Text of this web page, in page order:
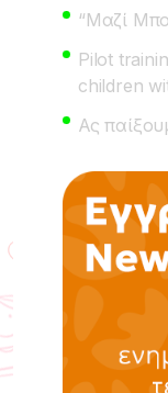
“Μαζί
Pilot
children
Ας